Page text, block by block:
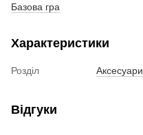
Базова гра
Характеристики
Розділ Аксесуари
Відгуки